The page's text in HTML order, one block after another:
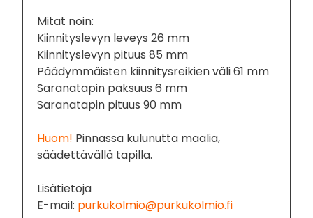
Mitat noin:
Kiinnityslevyn leveys 26 mm
Kiinnityslevyn pituus 85 mm
Päädymmäisten kiinnitysreikien väli 61 mm
Saranatapin paksuus 6 mm
Saranatapin pituus 90 mm
Huom! Pinnassa kulunutta maalia,
säädettävällä tapilla.
Lisätietoja
E-mail: purkukolmio@purkukolmio.fi